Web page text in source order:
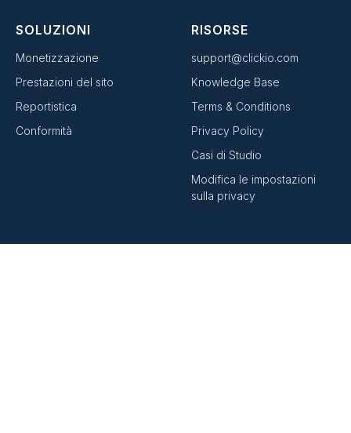
SOLUZIONI
Monetizzazione
Prestazioni del sito
Reportistica
Conformità
RISORSE
support@clickio.com
Knowledge Base
Terms & Conditions
Privacy Policy
Casi di Studio
Modifica le impostazioni
sulla privacy